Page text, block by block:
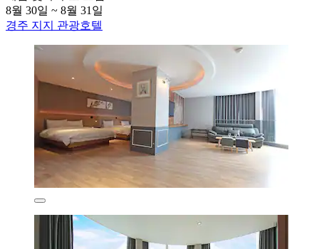
8월 30일 ~ 8월 31일
경주 지지 관광호텔